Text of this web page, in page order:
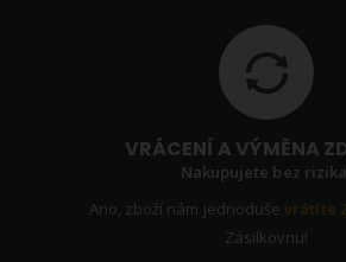
VRÁCENÍ A VÝMĚNA
Nakupujete bez
Ano, zboží nám jednoduševrátíte
Zásilkovnu!